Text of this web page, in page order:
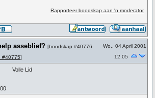
Rapporteer boodskap aan 'n moderator
asseblief? [boodskap #40776
#40775]
Wo., 04 April 2001
12:05
Volle Lid